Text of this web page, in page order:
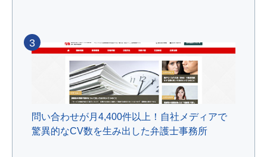
問い合わせが月4,400件以上！自社メディアで
驚異的なCV数を生み出した弁護士事務所
3